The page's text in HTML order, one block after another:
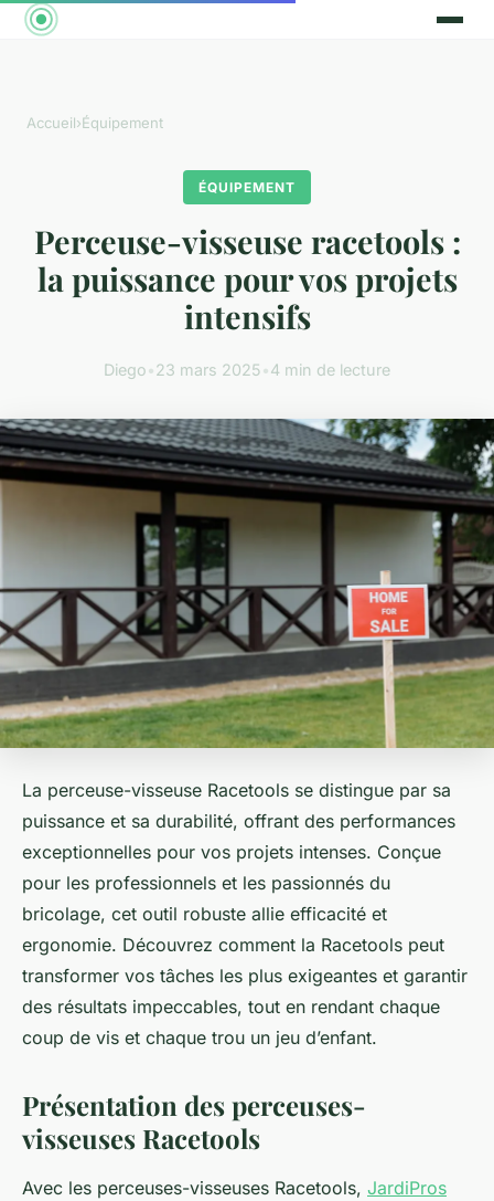
Accueil›Équipement
ÉQUIPEMENT
Perceuse-visseuse racetools :
la puissance pour vos projets
intensifs
Diego•23 mars 2025•4 min de lecture
La perceuse-visseuse Racetools se distingue par sa
puissance et sa durabilité, offrant des performances
exceptionnelles pour vos projets intenses. Conçue
pour les professionnels et les passionnés du
bricolage, cet outil robuste allie efficacité et
ergonomie. Découvrez comment la Racetools peut
transformer vos tâches les plus exigeantes et garantir
des résultats impeccables, tout en rendant chaque
coup de vis et chaque trou un jeu d’enfant.
Présentation des perceuses-
visseuses Racetools
Avec les perceuses-visseuses Racetools, JardiPros